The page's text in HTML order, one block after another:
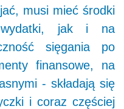
musi mieć środki
jak i na
sięgania po
finansowe, na
- składają się
i coraz częściej